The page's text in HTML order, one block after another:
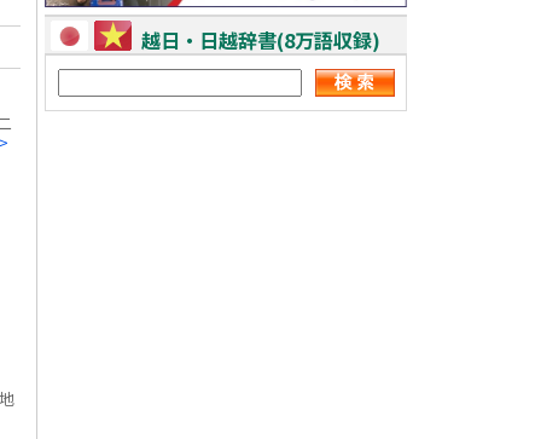
越日・日越辞書(8万語収録)